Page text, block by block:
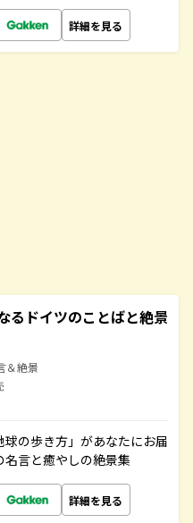
詳細を見る
るドイツのことばと絶景
＆絶景
の歩き方」があなたにお届
言と癒やしの絶景集
詳細を見る